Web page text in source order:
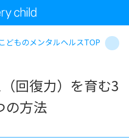
どものメンタルヘルスTOP
回復力）を育む3
の方法